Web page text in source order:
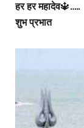
हर हर महादेव🔱…..
शुभ प्रभात